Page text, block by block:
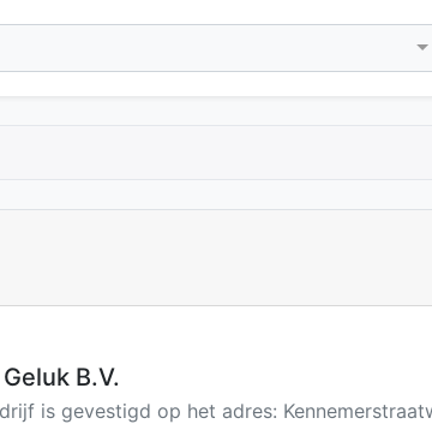
B.V.
is gevestigd op het adres: